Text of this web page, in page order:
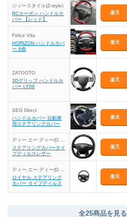
ジィースタイル(Z-style)
RCカーボン ハンドルカ
バー 【レッド】
楽天
Felice Vita
HORIZON ハンドルカバ
ー 6色
楽天
ZATOOTO
3Dグリップ ハンドルカ
バー LY06
楽天
SEG Direct
ハンドルカバー 自動車
用ステアリングカバー
楽天
ディー.エー.ディー(D.A.
D)
ステアリングカバータイ
プディルスレザー
楽天
ディー.エー.ディー(D.A.
D)
ロイヤル ステアリング
カバー タイプディルス
楽天
全25商品を見る